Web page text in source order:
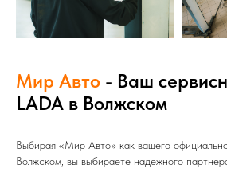
Мир Авто - Ваш
LADA в Волжском
Выбирая «Мир Авто» как вашего
Волжском, вы выбираете надежного